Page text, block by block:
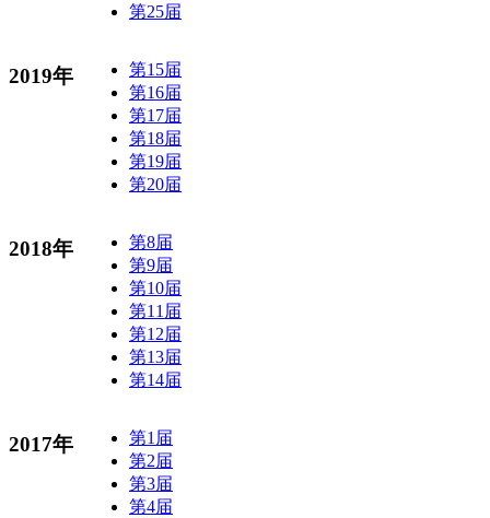
第25届
2019年
第15届
第16届
第17届
第18届
第19届
第20届
2018年
第8届
第9届
第10届
第11届
第12届
第13届
第14届
2017年
第1届
第2届
第3届
第4届